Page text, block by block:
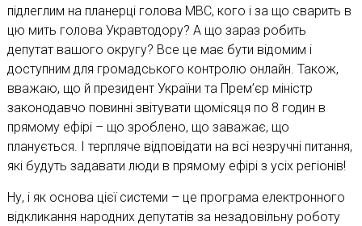
підлеглим на планерці голова МВС, кого і за що сварить в
цю мить голова Укравтодору? А що зараз робить
депутат вашого округу? Все це має бути відомим і
доступним для громадського контролю онлайн. Також,
вважаю, що й президент України та Прем’єр міністр
законодавчо повинні звітувати щомісяця по 8 годин в
прямому ефірі – що зроблено, що заважає, що
планується. І терпляче відповідати на всі незручні питання,
які будуть задавати люди в прямому ефірі з усіх регіонів!
Ну, і як основа цієї системи – це програма електронного
відкликання народних депутатів за незадовільну роботу